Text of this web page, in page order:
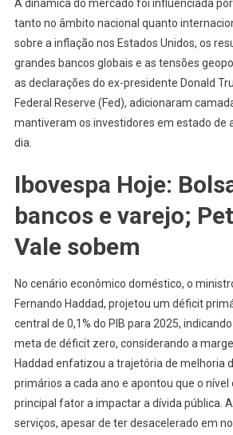
A dinâmica do mercado foi influenciada
tanto no âmbito nacional quanto
sobre a inflação nos Estados Unidos, os
grandes bancos globais e as tensões
as declarações do ex-presidente Donald
Federal Reserve (Fed), adicionaram
mantiveram os investidores em estado de
dia.
Ibovespa Hoje:
bancos e varejo;
Vale sobem
No cenário econômico doméstico, o
Fernando Haddad, projetou um déficit
central de 0,1% do PIB para 2025,
meta de déficit zero, considerando a
Haddad enfatizou a trajetória de melhoria
primários a cada ano e apontou que o nível
principal fator a impactar a dívida pública.
serviços, apesar de ter desacelerado em